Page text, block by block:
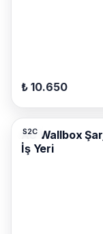
₺ 10.650
S2C
AC Wallbox
İş Yeri